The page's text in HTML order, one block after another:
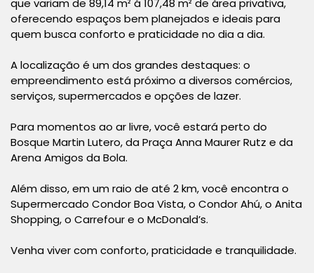
que variam de 89,14 m² á 107,48 m² de área privativa,
oferecendo espaços bem planejados e ideais para
quem busca conforto e praticidade no dia a dia.
A localização é um dos grandes destaques: o
empreendimento está próximo a diversos comércios,
serviços, supermercados e opções de lazer.
Para momentos ao ar livre, você estará perto do
Bosque Martin Lutero, da Praça Anna Maurer Rutz e da
Arena Amigos da Bola.
Além disso, em um raio de até 2 km, você encontra o
Supermercado Condor Boa Vista, o Condor Ahú, o Anita
Shopping, o Carrefour e o McDonald’s.
Venha viver com conforto, praticidade e tranquilidade.